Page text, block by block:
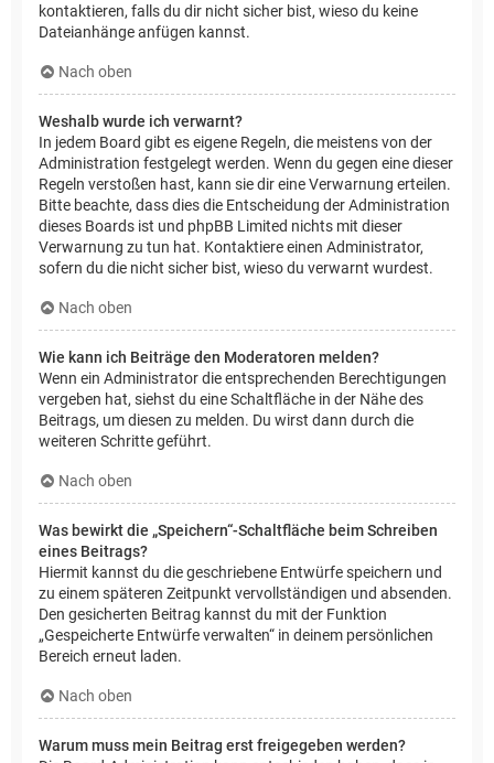
kontaktieren, falls du dir nicht sicher bist, wieso du keine
Dateianhänge anfügen kannst.
Nach oben
Weshalb wurde ich verwarnt?
In jedem Board gibt es eigene Regeln, die meistens von der
Administration festgelegt werden. Wenn du gegen eine dieser
Regeln verstoßen hast, kann sie dir eine Verwarnung erteilen.
Bitte beachte, dass dies die Entscheidung der Administration
dieses Boards ist und phpBB Limited nichts mit dieser
Verwarnung zu tun hat. Kontaktiere einen Administrator,
sofern du die nicht sicher bist, wieso du verwarnt wurdest.
Nach oben
Wie kann ich Beiträge den Moderatoren melden?
Wenn ein Administrator die entsprechenden Berechtigungen
vergeben hat, siehst du eine Schaltfläche in der Nähe des
Beitrags, um diesen zu melden. Du wirst dann durch die
weiteren Schritte geführt.
Nach oben
Was bewirkt die „Speichern“-Schaltfläche beim Schreiben
eines Beitrags?
Hiermit kannst du die geschriebene Entwürfe speichern und
zu einem späteren Zeitpunkt vervollständigen und absenden.
Den gesicherten Beitrag kannst du mit der Funktion
„Gespeicherte Entwürfe verwalten“ in deinem persönlichen
Bereich erneut laden.
Nach oben
Warum muss mein Beitrag erst freigegeben werden?